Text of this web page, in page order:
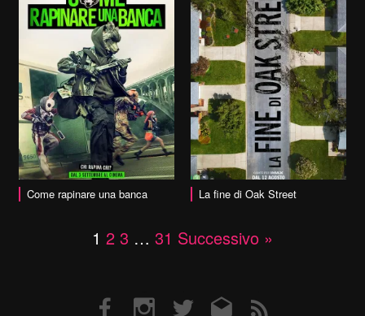
Come rapinare una banca
vai alla scheda La fine di Oak Street
1 2 3 … 31 Successivo »